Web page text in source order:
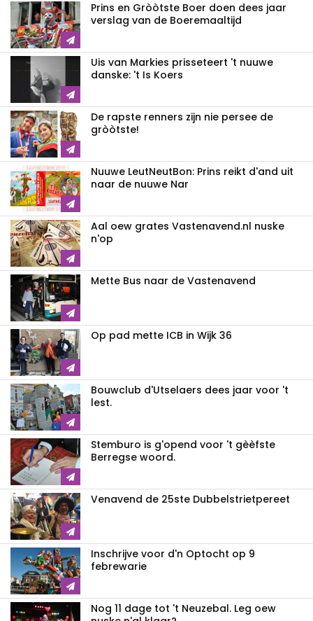
Prins en Gròòtste Boer doen dees jaar
verslag van de Boeremaaltijd
Uis van Markies prisseteert 't nuuwe
danske: 't Is Koers
De rapste renners zijn nie persee de
gròòtste!
Nuuwe LeutNeutBon: Prins reikt d'and uit
naar de nuuwe Nar
Aal oew grates Vastenavend.nl nuske
n'op
Mette Bus naar de Vastenavend
Op pad mette ICB in Wijk 36
Bouwclub d'Utselaers dees jaar voor 't
lest.
Stemburo is g'opend voor 't gèèfste
Berregse woord.
Venavend de 25ste Dubbelstrietpereet
Inschrijve voor d'n Optocht op 9
febrewarie
Nog 11 dage tot 't Neuzebal. Leg oew